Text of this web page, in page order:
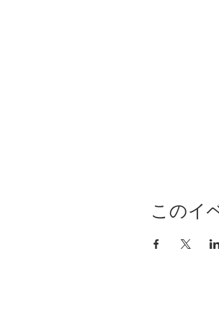
このイ